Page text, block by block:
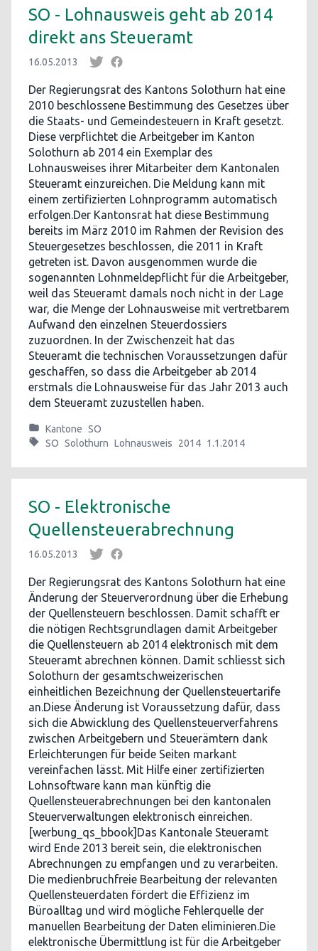
SO - Lohnausweis geht ab 2014
direkt ans Steueramt
16.05.2013
Der Regierungsrat des Kantons Solothurn hat eine
2010 beschlossene Bestimmung des Gesetzes über
die Staats- und Gemeindesteuern in Kraft gesetzt.
Diese verpflichtet die Arbeitgeber im Kanton
Solothurn ab 2014 ein Exemplar des
Lohnausweises ihrer Mitarbeiter dem Kantonalen
Steueramt einzureichen. Die Meldung kann mit
einem zertifizierten Lohnprogramm automatisch
erfolgen.Der Kantonsrat hat diese Bestimmung
bereits im März 2010 im Rahmen der Revision des
Steuergesetzes beschlossen, die 2011 in Kraft
getreten ist. Davon ausgenommen wurde die
sogenannten Lohnmeldepflicht für die Arbeitgeber,
weil das Steueramt damals noch nicht in der Lage
war, die Menge der Lohnausweise mit vertretbarem
Aufwand den einzelnen Steuerdossiers
zuzuordnen. In der Zwischenzeit hat das
Steueramt die technischen Voraussetzungen dafür
geschaffen, so dass die Arbeitgeber ab 2014
erstmals die Lohnausweise für das Jahr 2013 auch
dem Steueramt zuzustellen haben.
Kantone SO
SO Solothurn Lohnausweis 2014 1.1.2014
SO - Elektronische
Quellensteuerabrechnung
16.05.2013
Der Regierungsrat des Kantons Solothurn hat eine
Änderung der Steuerverordnung über die Erhebung
der Quellensteuern beschlossen. Damit schafft er
die nötigen Rechtsgrundlagen damit Arbeitgeber
die Quellensteuern ab 2014 elektronisch mit dem
Steueramt abrechnen können. Damit schliesst sich
Solothurn der gesamtschweizerischen
einheitlichen Bezeichnung der Quellensteuertarife
an.Diese Änderung ist Voraussetzung dafür, dass
sich die Abwicklung des Quellensteuerverfahrens
zwischen Arbeitgebern und Steuerämtern dank
Erleichterungen für beide Seiten markant
vereinfachen lässt. Mit Hilfe einer zertifizierten
Lohnsoftware kann man künftig die
Quellensteuerabrechnungen bei den kantonalen
Steuerverwaltungen elektronisch einreichen.
[werbung_qs_bbook]Das Kantonale Steueramt
wird Ende 2013 bereit sein, die elektronischen
Abrechnungen zu empfangen und zu verarbeiten.
Die medienbruchfreie Bearbeitung der relevanten
Quellensteuerdaten fördert die Effizienz im
Büroalltag und wird mögliche Fehlerquelle der
manuellen Bearbeitung der Daten eliminieren.Die
elektronische Übermittlung ist für die Arbeitgeber